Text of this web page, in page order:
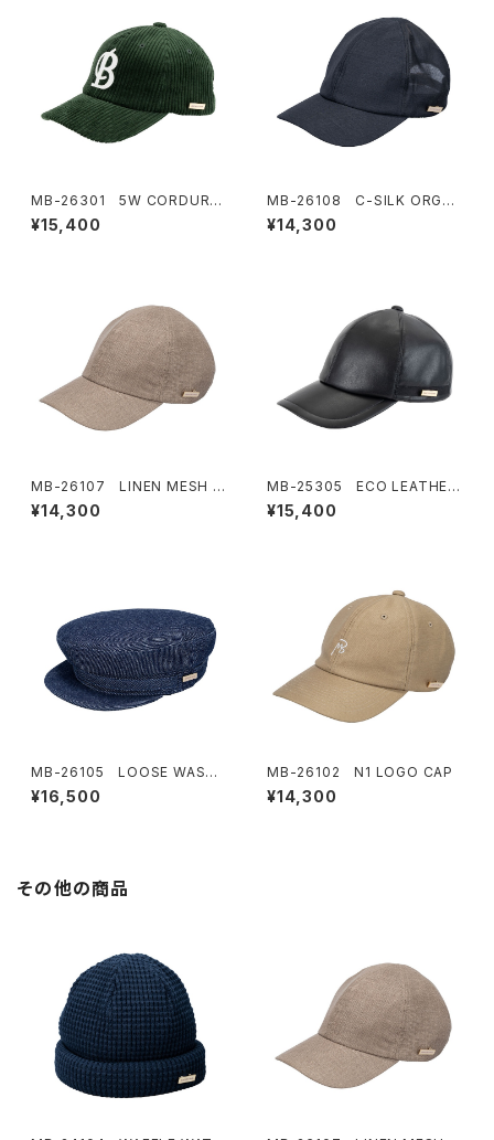
MB-26301 5W CORDURO
Y B-CAP
¥15,400
MB-26108 C-SILK ORGAN
MESH CAP
¥14,300
MB-26107 LINEN MESH C
AP
¥14,300
MB-25305 ECO LEATHER
BOUFFANT CAP
¥15,400
MB-26105 LOOSE WASH
MARINE CAP
¥16,500
MB-26102 N1 LOGO CAP
¥14,300
その他の商品